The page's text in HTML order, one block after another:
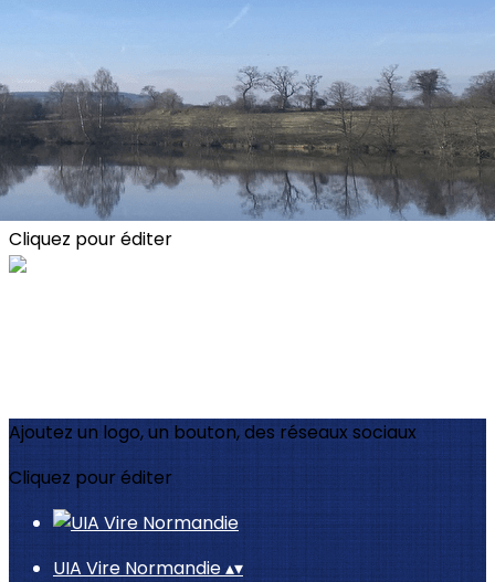
Exporter les lignes sélectionnées
Exporter toutes les colonnes
Exporter uniquement les colonnes affichées
Menu
?>
Images de la page d'accueil
Cliquez pour éditer
Ajoutez un logo, un bouton, des réseaux sociaux
Cliquez pour éditer
UIA Vire Normandie▴▾